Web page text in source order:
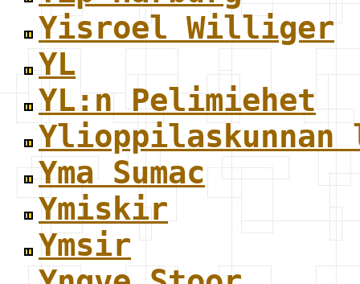
Yisroel Williger
YL
YL:n Pelimiehet
Yma Sumac
Ymiskir
Ymsir